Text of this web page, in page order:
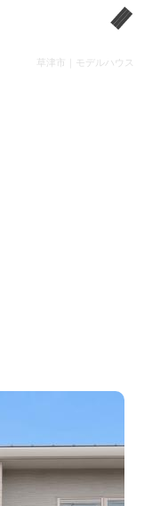
草津市｜モデルハウス